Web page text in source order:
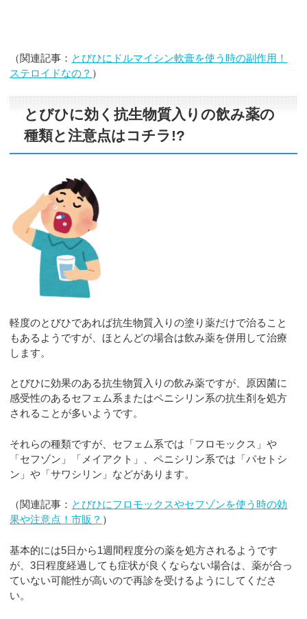
（関連記事： とびひにドルマイシン軟膏を使う時の副作用！
ステロイドなの？ ）
とびひに効く抗生物質入りの飲み薬の
種類と注意点はコチラ!?
軽度のとびひであれば抗生物質入りの塗り薬だけで治ること
もあるようですが、ほとんどの場合は飲み薬を併用して治療
します。
とびひに効果のある抗生物質入りの飲み薬ですが、原因菌に
感受性のあるセフェム系またはペニシリン系の抗生剤を処方
されることが多いようです。
それらの種類ですが、セフェム系では「フロモックス」や
「セフゾン」「メイアクト」、ペニシリン系では「パセトシ
ン」や「サワシリン」などがあります。
（関連記事： とびひにフロモックスやセフゾンを使う時の効
果や注意点！市販？ ）
基本的には5日から1週間程度分の薬を処方されるようです
が、3日程度経過しても症状が良くならない場合は、薬が合っ
ていない可能性が高いので再診を受けるようにしてくださ
い。